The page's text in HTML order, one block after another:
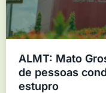
ALMT: Mato
de pessoas
estupro